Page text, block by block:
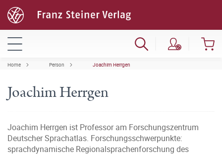
Home Person Joachim Herrgen
Joachim Herrgen
Joachim Herrgen ist Professor am Forschungszentrum
Deutscher Sprachatlas. Forschungsschwerpunkte:
sprachdynamische Regionalsprachenforschung des